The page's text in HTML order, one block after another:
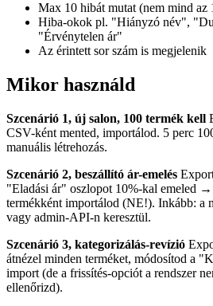
Max 10 hibát mutat (nem mind az
Hiba-okok pl. "Hiányzó név",
"Érvénytelen ár"
Az érintett sor szám is megjelenik
Mikor használd
Szcenárió 1, új salon, 100 termék kell
CSV-ként mented, importálod. 5 perc
manuális létrehozás.
Szcenárió 2, beszállító ár-emelés
"Eladási ár" oszlopot 10%-kal emeled
termékként importálod (NE!). Inkább: a
vagy admin-API-n keresztül.
Szcenárió 3, kategorizálás-revízió
átnézel minden terméket, módosítod a
import (de a frissítés-opciót a rendszer
ellenőrizd).